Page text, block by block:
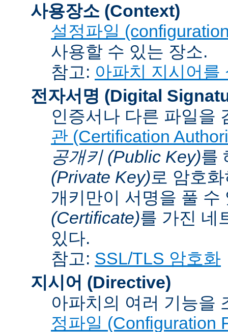
사용장소 (Context)
설정파일
사용할 수 있는 장소.
참고: 아파치 지시어를
전자서명 (Digital
인증서나 다른 파일을
관 (Certification
공개키 (Public Key)를
(Private Key)로 암호
개키만이 서명을 풀
(Certificate)를 가진 네
있다.
참고: SSL/TLS 암호화
지시어 (Directive)
아파치의 여러 기능을
정파일 (Configuration